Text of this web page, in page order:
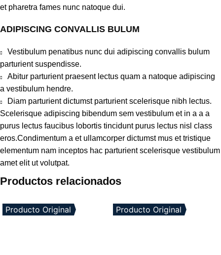
et pharetra fames nunc natoque dui.
ADIPISCING CONVALLIS BULUM
Vestibulum penatibus nunc dui adipiscing convallis bulum
parturient suspendisse.
Abitur parturient praesent lectus quam a natoque adipiscing
a vestibulum hendre.
Diam parturient dictumst parturient scelerisque nibh lectus.
Scelerisque adipiscing bibendum sem vestibulum et in a a a
purus lectus faucibus lobortis tincidunt purus lectus nisl class
eros.Condimentum a et ullamcorper dictumst mus et tristique
elementum nam inceptos hac parturient scelerisque vestibulum
amet elit ut volutpat.
Productos relacionados
Producto Original Producto Original